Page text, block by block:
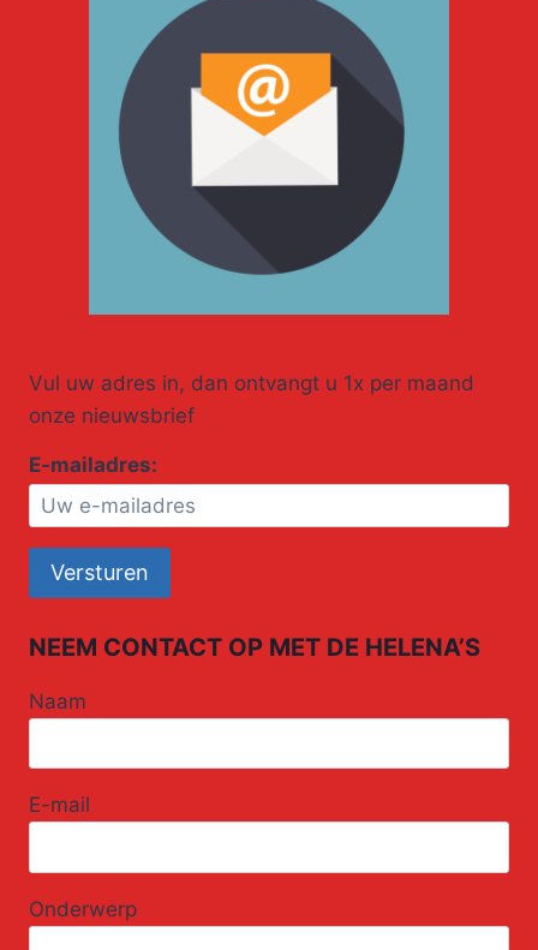
Vul uw adres in, dan ontvangt u 1x per maand
onze nieuwsbrief
E-mailadres:
NEEM CONTACT OP MET DE HELENA’S
Naam
E-mail
Onderwerp